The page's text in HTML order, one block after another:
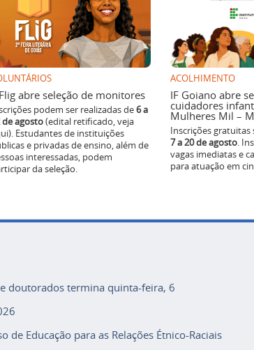
abre seleção de monitores
podem ser realizadas de6 a
de agosto(edital retificado, veja
Estudantes de instituições
e privadas de ensino, além de
interessadas, podem
da seleção.
ACOLHIMENTO
IF Goiano abre
cuidadores
Mulheres Mil –
Inscrições gratuitas
7 a 20 de agosto.
vagas imediatas e
para atuação em
doutorados termina quinta-feira, 6
de Educação para as Relações Étnico-Raciais